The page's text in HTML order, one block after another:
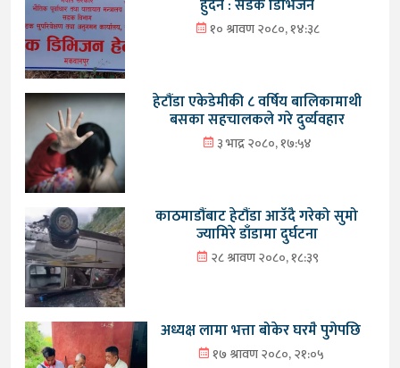
हुँदैन : सडक डिभिजन
१० श्रावण २०८०, १४:३८
हेटौंडा एकेडेमीकी ८ वर्षिय बालिकामाथी
बसका सहचालकले गरे दुर्व्यवहार
३ भाद्र २०८०, १७:५४
काठमाडौंबाट हेटौंडा आउँदै गरेको सुमो
ज्यामिरे डाँडामा दुर्घटना
२८ श्रावण २०८०, १८:३९
अध्यक्ष लामा भत्ता बोकेर घरमै पुगेपछि
१७ श्रावण २०८०, २१:०५